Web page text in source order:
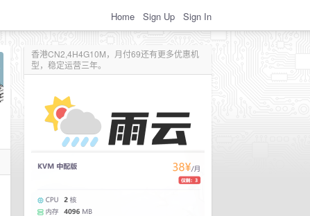
Home Sign Up Sign In
香港CN2,4H4G10M，月付69还有更多优惠机
型，稳定运营三年。